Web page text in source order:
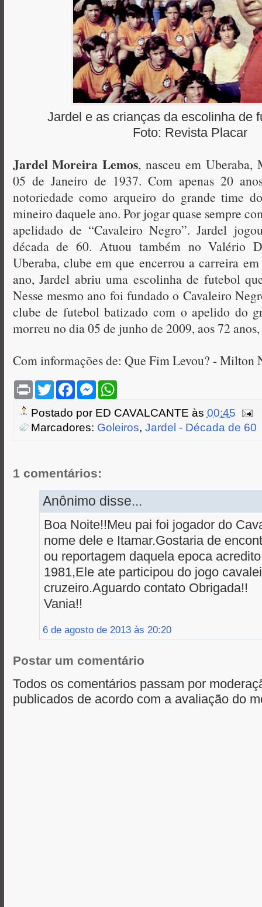
Jardel e as crianças da escolinha de
Foto: Revista Placar
Jardel Moreira Lemos, nasceu em Uberaba,
05 de Janeiro de 1937. Com apenas 20
notoriedade como arqueiro do grande time
mineiro daquele ano. Por jogar quase sempre
apelidado de “Cavaleiro Negro”. Jardel
década de 60. Atuou também no Valério
Uberaba, clube em que encerrou a carreira
ano, Jardel abriu uma escolinha de futebol
Nesse mesmo ano foi fundado o Cavaleiro
clube de futebol batizado com o apelido do
morreu no dia 05 de junho de 2009, aos 72
Com informações de: Que Fim Levou? - Milton
P
n
t
T
w
t
e
F
e
b
o
M
s
e
n
W
t
A
Postado por ED CAVALCANTE às 00:45
Marcadores: Goleiros, Jardel - Década de 60
1 comentários:
Anônimo disse...
Boa Noite!!Meu pai foi jogador do
nome dele e Itamar.Gostaria de
ou reportagem daquela epoca
1981,Ele ate participou do jogo
cruzeiro.Aguardo contato Obrigada!!
Vania!!
6 de agosto de 2013 às 20:20
Postar um comentário
Todos os comentários passam por
publicados de acordo com a avaliação do